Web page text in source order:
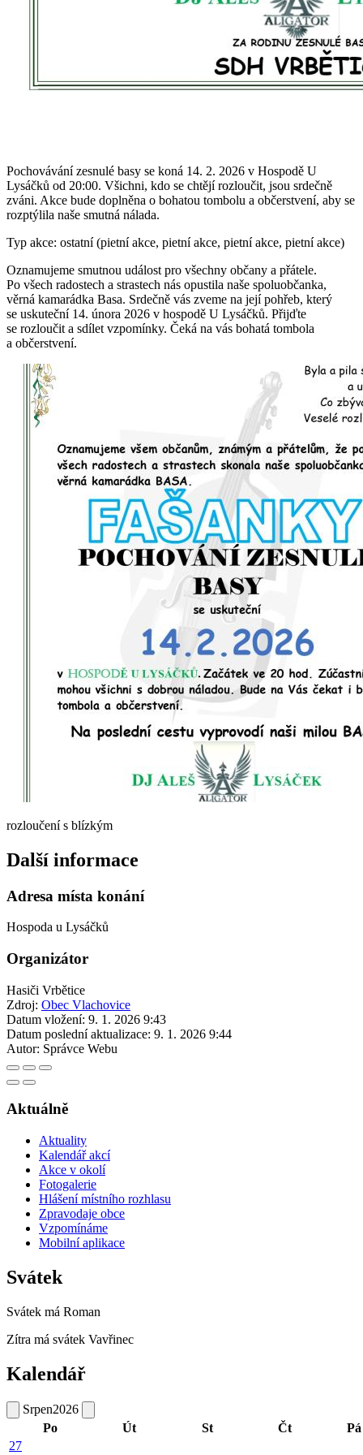
Pochovávání zesnulé basy se koná 14. 2. 2026 v Hospodě U
Lysáčků od 20:00. Všichni, kdo se chtějí rozloučit, jsou srdečně
zváni. Akce bude doplněna o bohatou tombolu a občerstvení, aby se
rozptýlila naše smutná nálada.
Typ akce: ostatní (pietní akce, pietní akce, pietní akce, pietní akce)
Oznamujeme smutnou událost pro všechny občany a přátele.
Po všech radostech a strastech nás opustila naše spoluobčanka,
věrná kamarádka Basa. Srdečně vás zveme na její pohřeb, který
se uskuteční 14. února 2026 v hospodě U Lysáčků. Přijďte
se rozloučit a sdílet vzpomínky. Čeká na vás bohatá tombola
a občerstvení.
rozloučení s blízkým
Další informace
Adresa místa konání
Hospoda u Lysáčků
Organizátor
Hasiči Vrbětice
Zdroj: Obec Vlachovice
Datum vložení: 9. 1. 2026 9:43
Datum poslední aktualizace: 9. 1. 2026 9:44
Autor: Správce Webu
Aktuálně
Aktuality
Kalendář akcí
Akce v okolí
Fotogalerie
Hlášení místního rozhlasu
Zpravodaje obce
Vzpomínáme
Mobilní aplikace
Svátek
Svátek má Roman
Zítra má svátek Vavřinec
Kalendář
Srpen2026
Po
Út St Čt
Pá
27